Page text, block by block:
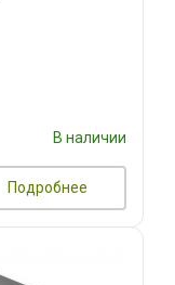
В наличии
Подробнее